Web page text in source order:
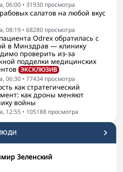
06:00 • 31930 просмотра
салатов на любой вкус
08:19 • 68280 просмотра
Odrex обратилась с
в Минздрав — клинику
проверить из-за
подделки медицинских
ЭКСКЛЮЗИВ
06:30 • 77434 просмотра
как стратегический
как дроны меняют
войны
12:55 • 105188 просмотра
Зеленский